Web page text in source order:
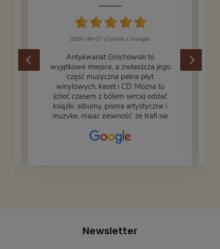
2026-08-07 | Opinia z Google
​Antykwariat Grochowski to
wyjątkowe miejsce, a zwłaszcza jego
część muzyczna pełna płyt
winylowych, kaset i CD. Można tu
(choć czasem z bólem serca) oddać
książki, albumy, pisma artystyczne i
muzykę, mając pewność, że trafi się
– nasze książki w trakcie
przepakowywania. Część oddaliśmy
Newsletter